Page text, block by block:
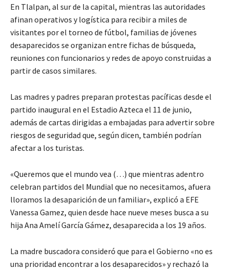
En Tlalpan, al sur de la capital, mientras las autoridades
afinan operativos y logística para recibir a miles de
visitantes por el torneo de fútbol, familias de jóvenes
desaparecidos se organizan entre fichas de búsqueda,
reuniones con funcionarios y redes de apoyo construidas a
partir de casos similares.
Las madres y padres preparan protestas pacíficas desde el
partido inaugural en el Estadio Azteca el 11 de junio,
además de cartas dirigidas a embajadas para advertir sobre
riesgos de seguridad que, según dicen, también podrían
afectar a los turistas.
«Queremos que el mundo vea (…) que mientras adentro
celebran partidos del Mundial que no necesitamos, afuera
lloramos la desaparición de un familiar», explicó a EFE
Vanessa Gamez, quien desde hace nueve meses busca a su
hija Ana Amelí García Gámez, desaparecida a los 19 años.
La madre buscadora consideró que para el Gobierno «no es
una prioridad encontrar a los desaparecidos» y rechazó la